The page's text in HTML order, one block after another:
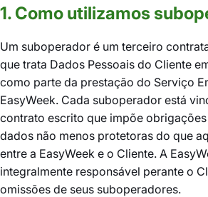
1. Como utilizamos
Um suboperador é um terceiro
que trata Dados Pessoais do Cliente
como parte da prestação do Serviço
EasyWeek. Cada suboperador está
contrato escrito que impõe
dados não menos protetoras do que
entre a EasyWeek e o Cliente. A
integralmente responsável perante o
omissões de seus suboperadores.